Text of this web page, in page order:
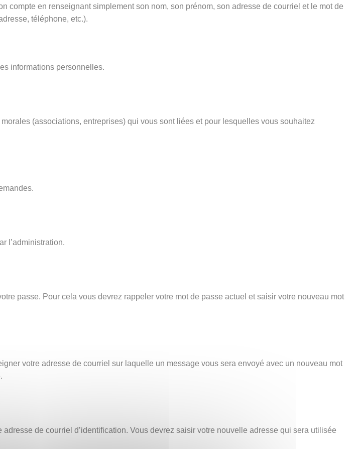
compte en renseignant simplement son nom, son prénom, son adresse de courriel et le mot de
téléphone, etc.).
informations personnelles.
(associations, entreprises) qui vous sont liées et pour lesquelles vous souhaitez
l’administration.
passe. Pour cela vous devrez rappeler votre mot de passe actuel et saisir votre nouveau mot
votre adresse de courriel sur laquelle un message vous sera envoyé avec un nouveau mot
de courriel d’identification. Vous devrez saisir votre nouvelle adresse qui sera utilisée